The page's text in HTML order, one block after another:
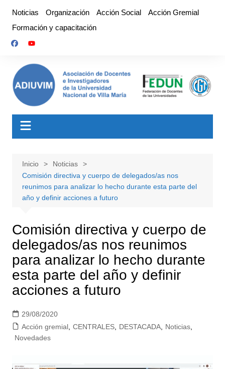
contenido
Noticias Organización Acción Social
Acción Gremial
Formación y capacitación
Inicio
Noticias
Comisión directiva y cuerpo de delegados/as nos
reunimos para analizar lo hecho durante esta parte del
año y definir acciones a futuro
Comisión directiva y cuerpo de
delegados/as nos reunimos
para analizar lo hecho durante
esta parte del año y definir
acciones a futuro
29/08/2020
Acción gremial, CENTRALES, DESTACADA, Noticias,
Novedades